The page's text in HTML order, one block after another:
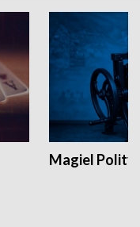
Magiel